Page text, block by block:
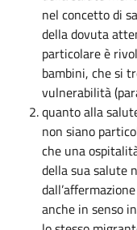
nel concetto di
della dovuta
particolare è
bambini, che si
vulnerabilità
quanto alla
non siano
che una
della sua salute
anche in senso